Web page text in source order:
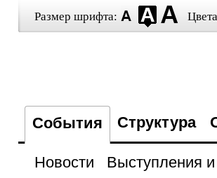
Размер шрифта:
События Структура
Новости
Выступления